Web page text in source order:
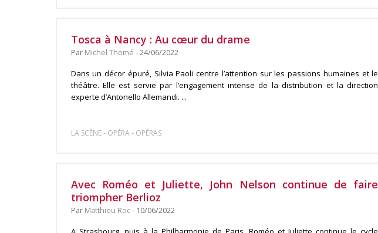
Tosca à Nancy : Au cœur du drame
Par Michel Thomé - 24/06/2022
Dans un décor épuré, Silvia Paoli centre l’attention sur les passions humaines et le
théâtre. Elle est servie par l’engagement intense de la distribution et la direction
experte d’Antonello Allemandi. ...
LA SCÈNE- OPÉRA- OPÉRAS
Avec Roméo et Juliette, John Nelson continue de faire
triompher Berlioz
Par Matthieu Roc- 10/06/2022